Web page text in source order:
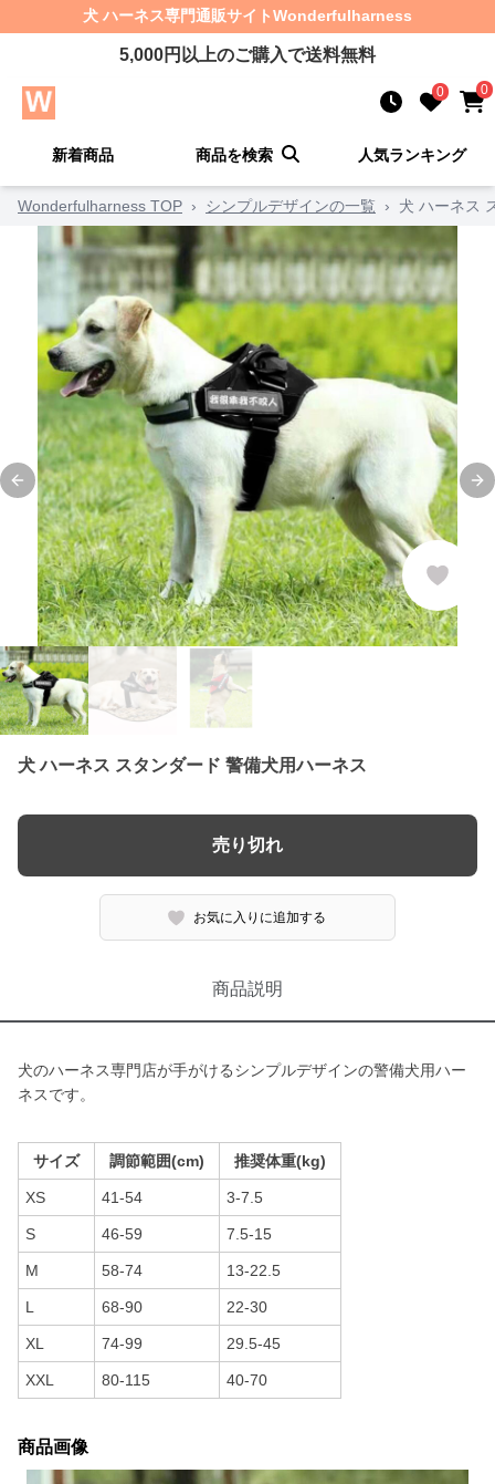
犬 ハーネス専門通販サイトWonderfulharness
5,000円以上のご購入で送料無料
0 0
新着商品 商品を検索 人気ランキング
Wonderfulharness TOP › シンプルデザインの一覧 › 犬 ハーネス
Previous slide
犬 ハーネス スタンダード 警備犬用ハーネス
売り切れ
お気に入りに追加する
商品説明
犬のハーネス専門店が手がけるシンプルデザインの警備犬用ハー
ネスです。
サイズ 調節範囲(cm) 推奨体重(kg)
XS 41-54 3-7.5
S 46-59 7.5-15
M 58-74 13-22.5
L 68-90 22-30
XL 74-99 29.5-45
XXL 80-115 40-70
商品画像